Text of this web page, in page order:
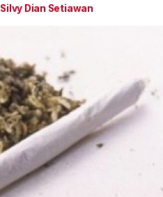
Silvy Dian Setiawan